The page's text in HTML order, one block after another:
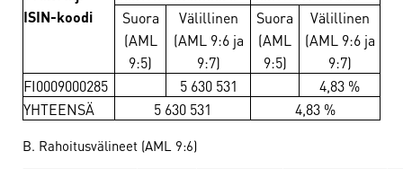
ISIN-koodi
Suora
(AML
9:5)
Välillinen
(AML 9:6 ja
9:7)
Suora
(AML
9:5)
Välillinen
(AML 9:6 ja
9:7)
FI0009000285
5 630 531
4,83 %
YHTEENSÄ
5 630 531 4,83 %
B. Rahoitusvälineet (AML 9:6)